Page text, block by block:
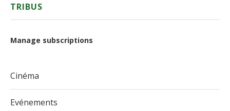
TRIBUS
Manage subscriptions
Cinéma
Evénements